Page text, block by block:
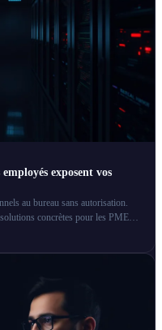
exposent vos
au bureau sans autorisation.
concrètes pour les PME